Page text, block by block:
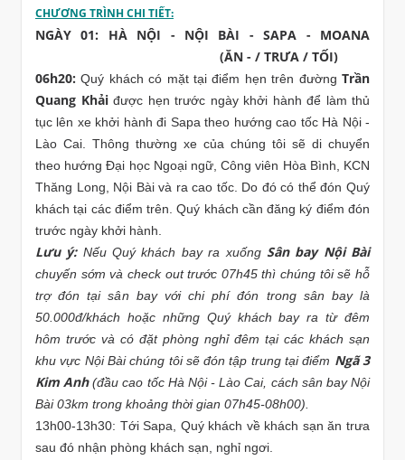
CHƯƠNG TRÌNH CHI TIẾT:
NGÀY 01: HÀ NỘI - NỘI BÀI - SAPA - MOANA
(ĂN - / TRƯA / TỐI)
06h20: Quý khách có mặt tại điểm hẹn trên đường Trần
Quang Khảiđược hẹn trước ngày khởi hành để làm thủ
tục lên xe khởi hành đi Sapa theo hướng cao tốc Hà Nội -
Lào Cai. Thông thường xe của chúng tôi sẽ di chuyển
theo hướng Đại học Ngoại ngữ, Công viên Hòa Bình, KCN
Thăng Long, Nội Bài và ra cao tốc. Do đó có thể đón Quý
khách tại các điểm trên. Quý khách cần đăng ký điểm đón
trước ngày khởi hành.
Lưu ý:Nếu Quý khách bay ra xuống Sân bay Nội Bài
chuyến sớm và check out trước 07h45 thì chúng tôi sẽ hỗ
trợ đón tại sân bay với chi phí đón trong sân bay là
50.000đ/khách hoặc những Quý khách bay ra từ đêm
hôm trước và có đặt phòng nghỉ đêm tại các khách sạn
khu vực Nội Bài chúng tôi sẽ đón tập trung tại điểm Ngã 3
Kim Anh(đầu cao tốc Hà Nội - Lào Cai, cách sân bay Nội
Bài 03km trong khoảng thời gian 07h45-08h00).
13h00-13h30: Tới Sapa, Quý khách về khách sạn ăn trưa
sau đó nhận phòng khách sạn, nghỉ ngơi.